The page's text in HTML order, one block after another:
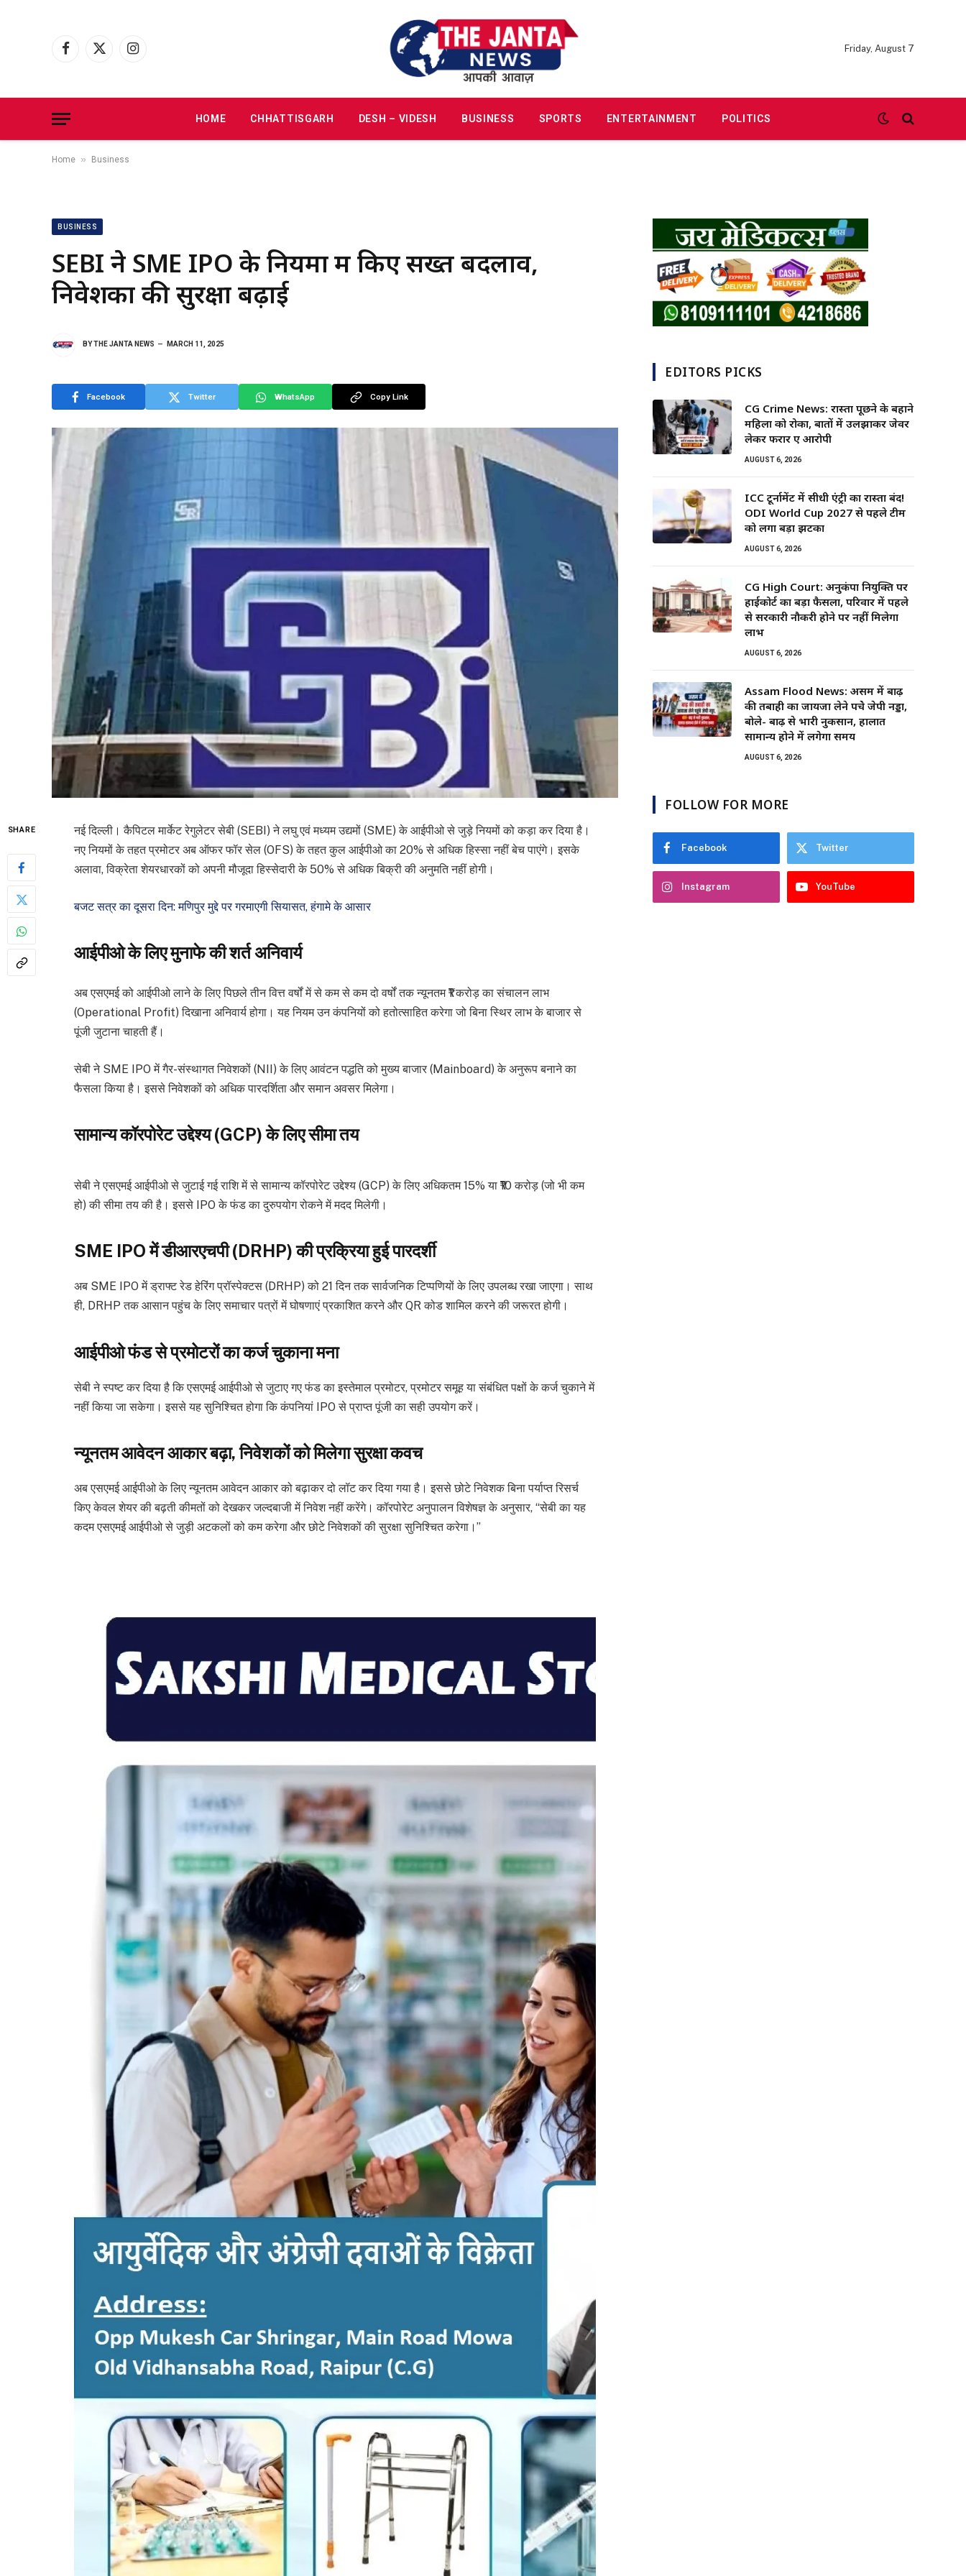
Facebook
X
Instagram
Friday, August 7
HOME CHHATTISGARH DESH – VIDESH BUSINESS SPORTS ENTERTAINMENT POLITICS
Home » Business
BUSINESS
SEBI ने SME IPO के नियमों में किए सख्त बदलाव,
निवेशकों की सुरक्षा बढ़ाई
BYTHE JANTA NEWS MARCH 11, 2025
Facebook Twitter WhatsApp Copy Link
SHARE
नई दिल्ली। कैपिटल मार्केट रेगुलेटर सेबी (SEBI) ने लघु एवं मध्यम उद्यमों (SME) के आईपीओ से जुड़े नियमों को कड़ा कर दिया है।
नए नियमों के तहत प्रमोटर अब ऑफर फॉर सेल (OFS) के तहत कुल आईपीओ का 20% से अधिक हिस्सा नहीं बेच पाएंगे। इसके
अलावा, विक्रेता शेयरधारकों को अपनी मौजूदा हिस्सेदारी के 50% से अधिक बिक्री की अनुमति नहीं होगी।
बजट सत्र का दूसरा दिन: मणिपुर मुद्दे पर गरमाएगी सियासत, हंगामे के आसार
आईपीओ के लिए मुनाफे की शर्त अनिवार्य
अब एसएमई को आईपीओ लाने के लिए पिछले तीन वित्त वर्षों में से कम से कम दो वर्षों तक न्यूनतम ₹1 करोड़ का संचालन लाभ
(Operational Profit) दिखाना अनिवार्य होगा। यह नियम उन कंपनियों को हतोत्साहित करेगा जो बिना स्थिर लाभ के बाजार से
पूंजी जुटाना चाहती हैं।
सेबी ने SME IPO में गैर-संस्थागत निवेशकों (NII) के लिए आवंटन पद्धति को मुख्य बाजार (Mainboard) के अनुरूप बनाने का
फैसला किया है। इससे निवेशकों को अधिक पारदर्शिता और समान अवसर मिलेगा।
सामान्य कॉरपोरेट उद्देश्य (GCP) के लिए सीमा तय
सेबी ने एसएमई आईपीओ से जुटाई गई राशि में से सामान्य कॉरपोरेट उद्देश्य (GCP) के लिए अधिकतम 15% या ₹10 करोड़ (जो भी कम
हो) की सीमा तय की है। इससे IPO के फंड का दुरुपयोग रोकने में मदद मिलेगी।
SME IPO में डीआरएचपी (DRHP) की प्रक्रिया हुई पारदर्शी
अब SME IPO में ड्राफ्ट रेड हेरिंग प्रॉस्पेक्टस (DRHP) को 21 दिन तक सार्वजनिक टिप्पणियों के लिए उपलब्ध रखा जाएगा। साथ
ही, DRHP तक आसान पहुंच के लिए समाचार पत्रों में घोषणाएं प्रकाशित करने और QR कोड शामिल करने की जरूरत होगी।
आईपीओ फंड से प्रमोटरों का कर्ज चुकाना मना
सेबी ने स्पष्ट कर दिया है कि एसएमई आईपीओ से जुटाए गए फंड का इस्तेमाल प्रमोटर, प्रमोटर समूह या संबंधित पक्षों के कर्ज चुकाने में
नहीं किया जा सकेगा। इससे यह सुनिश्चित होगा कि कंपनियां IPO से प्राप्त पूंजी का सही उपयोग करें।
न्यूनतम आवेदन आकार बढ़ा, निवेशकों को मिलेगा सुरक्षा कवच
अब एसएमई आईपीओ के लिए न्यूनतम आवेदन आकार को बढ़ाकर दो लॉट कर दिया गया है। इससे छोटे निवेशक बिना पर्याप्त रिसर्च
किए केवल शेयर की बढ़ती कीमतों को देखकर जल्दबाजी में निवेश नहीं करेंगे। कॉरपोरेट अनुपालन विशेषज्ञ के अनुसार, “सेबी का यह
कदम एसएमई आईपीओ से जुड़ी अटकलों को कम करेगा और छोटे निवेशकों की सुरक्षा सुनिश्चित करेगा।”
EDITORS PICKS
CG Crime News: रास्ता पूछने के बहाने
महिला को रोका, बातों में उलझाकर जेवर
लेकर फरार हुए आरोपी
AUGUST 6, 2026
ICC टूर्नामेंट में सीधी एंट्री का रास्ता बंद!
ODI World Cup 2027 से पहले टीम
को लगा बड़ा झटका
AUGUST 6, 2026
CG High Court: अनुकंपा नियुक्ति पर
हाईकोर्ट का बड़ा फैसला, परिवार में पहले
से सरकारी नौकरी होने पर नहीं मिलेगा
लाभ
AUGUST 6, 2026
Assam Flood News: असम में बाढ़
की तबाही का जायजा लेने पहुंचे जेपी नड्डा,
बोले- बाढ़ से भारी नुकसान, हालात
सामान्य होने में लगेगा समय
AUGUST 6, 2026
FOLLOW FOR MORE
Facebook Twitter
Instagram YouTube